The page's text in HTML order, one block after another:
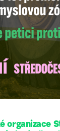
organizace